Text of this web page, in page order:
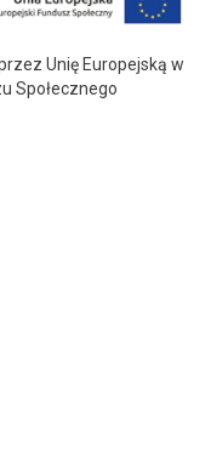
Unię Europejską w
Społecznego